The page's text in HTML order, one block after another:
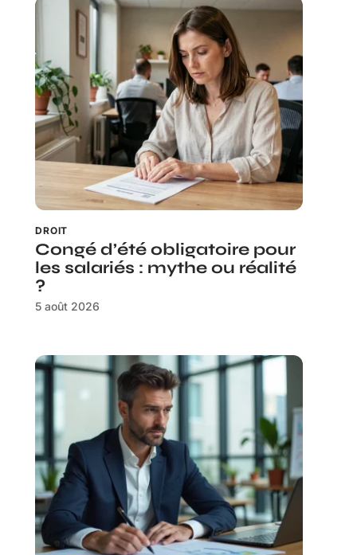
DROIT
Congé d’été obligatoire pour
les salariés : mythe ou réalité
?
5 août 2026